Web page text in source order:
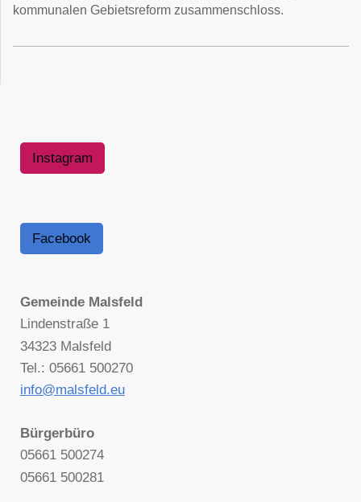
kommunalen Gebietsreform zusammenschloss.
Instagram
Facebook
Gemeinde Malsfeld
Lindenstraße 1
34323 Malsfeld
Tel.: 05661 500270
info@malsfeld.eu
Bürgerbüro
05661 500274
05661 500281